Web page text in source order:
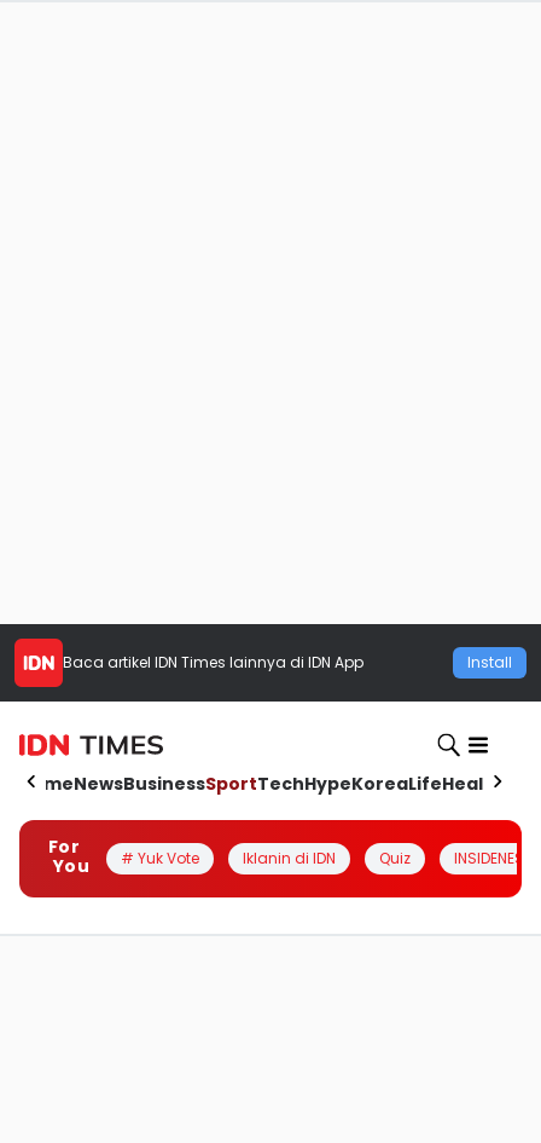
Baca artikel IDN Times lainnya di IDN App Install
HomeNewsBusinessSportTechHypeKoreaLifeHealth
For
You
# Yuk Vote Iklanin di IDN Quiz INSIDENESIA